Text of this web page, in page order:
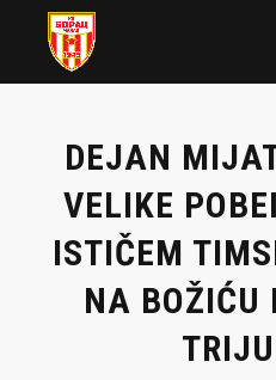
DEJAN
VELIKE
ISTIČEM
NA BOŽIĆU